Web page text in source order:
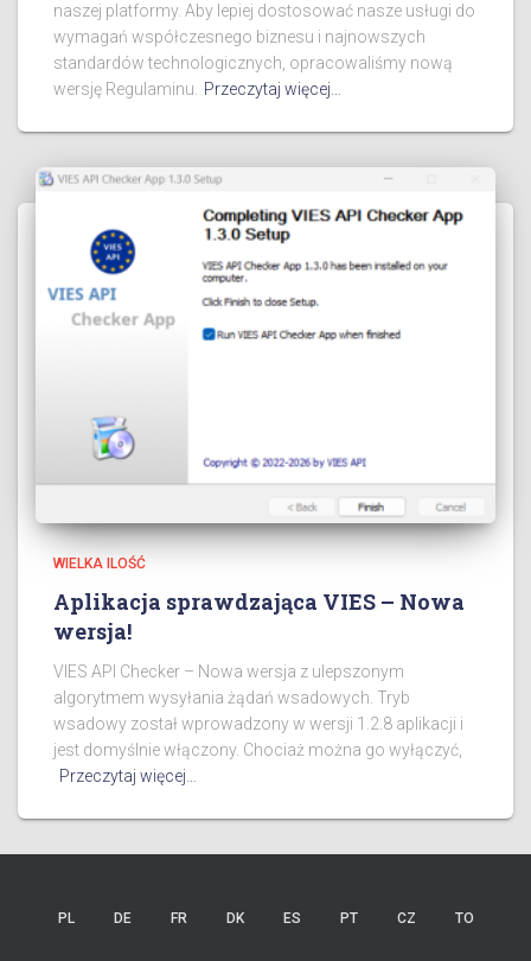
naszej platformy. Aby lepiej dostosować nasze usługi do
wymagań współczesnego biznesu i najnowszych
standardów technologicznych, opracowaliśmy nową
wersję Regulaminu. Przeczytaj więcej…
WIELKA ILOŚĆ
Aplikacja sprawdzająca VIES – Nowa
wersja!
VIES API Checker – Nowa wersja z ulepszonym
algorytmem wysyłania żądań wsadowych. Tryb
wsadowy został wprowadzony w wersji 1.2.8 aplikacji i
jest domyślnie włączony. Chociaż można go wyłączyć,
Przeczytaj więcej…
PL DE FR DK ES PT CZ TO